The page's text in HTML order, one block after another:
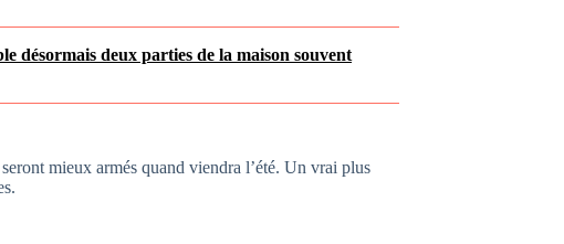
désormais deux parties de la maison souvent
mieux armés quand viendra l’été. Un vrai plus